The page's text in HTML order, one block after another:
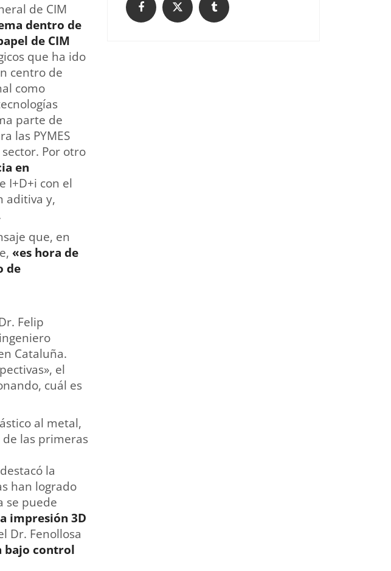
de CIM
dentro de
de CIM
que ha ido
centro de
como
parte de
las PYMES
Por otro
en
I+D+i con el
aditiva y,
que, en
«es hora de
de
Felip
Cataluña.
el
cuál es
al metal,
las primeras
la
han logrado
se puede
impresión 3D
Dr. Fenollosa
bajo control